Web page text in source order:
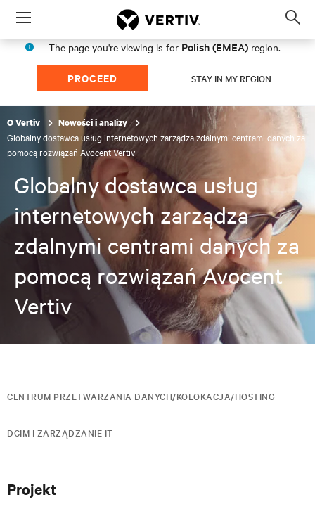
Menu
The page you're viewing is for Polish (EMEA) region.
PROCEED STAY IN MY REGION
O Vertiv Nowości i analizy
Globalny dostawca usług internetowych zarządza zdalnymi centrami danych za
pomocą rozwiązań Avocent Vertiv
Globalny dostawca usług
internetowych zarządza
zdalnymi centrami danych za
pomocą rozwiązań Avocent
Vertiv
CENTRUM PRZETWARZANIA DANYCH/KOLOKACJA/HOSTING
DCIM I ZARZĄDZANIE IT
Projekt